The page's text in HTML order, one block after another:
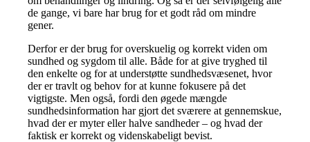
de gange, vi bare har brug for et godt råd om mindre
gener.
Derfor er der brug for overskuelig og korrekt viden om
sundhed og sygdom til alle. Både for at give tryghed til
den enkelte og for at understøtte sundhedsvæsenet, hvor
der er travlt og behov for at kunne fokusere på det
vigtigste. Men også, fordi den øgede mængde
sundhedsinformation har gjort det sværere at gennemskue,
hvad der er myter eller halve sandheder – og hvad der
faktisk er korrekt og videnskabeligt bevist.